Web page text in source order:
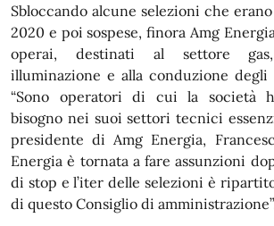
Sbloccando alcune selezioni che
2020 e poi sospese, finora Amg
operai, destinati al settore
illuminazione e alla conduzione
“Sono operatori di cui la società
bisogno nei suoi settori tecnici
presidente di Amg Energia,
Energia è tornata a fare assunzioni
di stop e l’iter delle selezioni è
di questo Consiglio di